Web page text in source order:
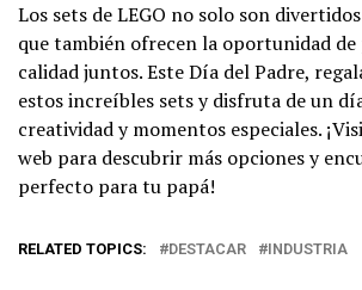
Los sets de LEGO no solo son
que también ofrecen la oportunidad
calidad juntos. Este Día del Padre,
estos increíbles sets y disfruta de un
creatividad y momentos especiales.
web para descubrir más opciones y
perfecto para tu papá!
RELATED TOPICS: DESTACAR INDUSTRIA